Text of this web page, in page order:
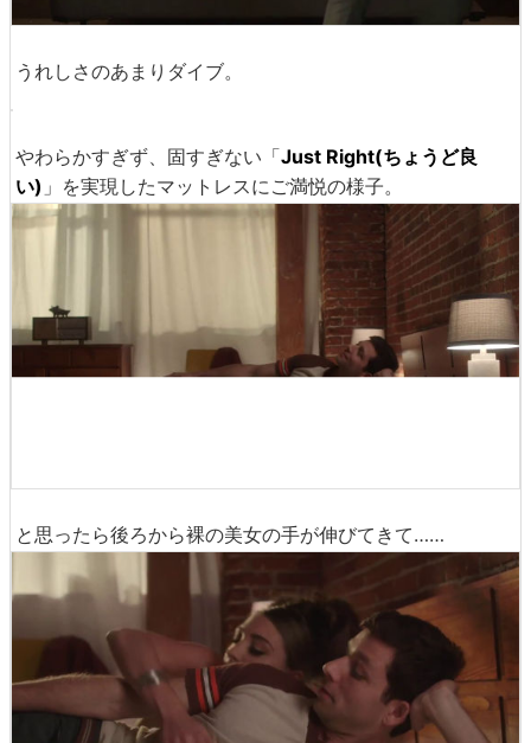
ベッドにCasperをセットした男性は……
うれしさのあまりダイブ。
やわらかすぎず、固すぎない「Just Right(ちょうど良
い)」を実現したマットレスにご満悦の様子。